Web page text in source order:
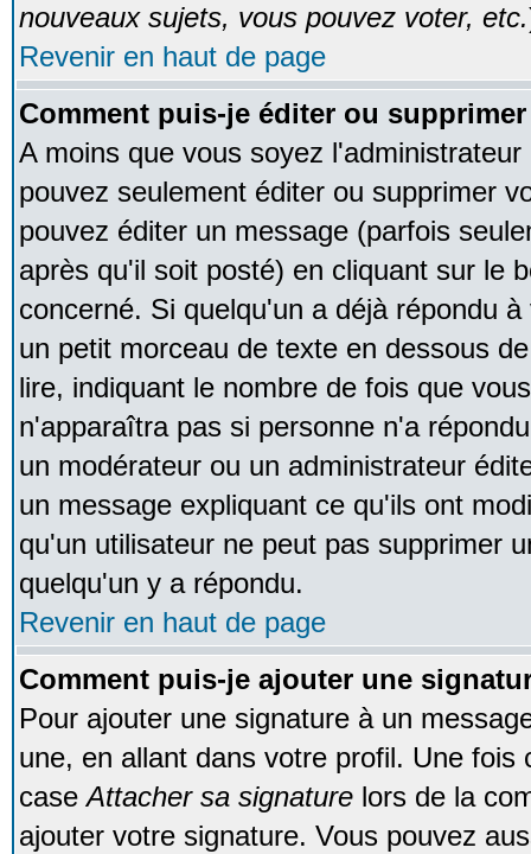
nouveaux sujets, vous pouvez voter, etc.
Revenir en haut de page
Comment puis-je éditer ou
A moins que vous soyez
pouvez seulement éditer ou supprimer
pouvez éditer un message (parfois
après qu'il soit posté) en cliquant sur le
concerné. Si quelqu'un a déjà répondu
un petit morceau de texte en dessous
lire, indiquant le nombre de fois que
n'apparaîtra pas si personne n'a
un modérateur ou un administrateur
un message expliquant ce qu'ils ont
qu'un utilisateur ne peut pas supprimer
quelqu'un y a répondu.
Revenir en haut de page
Comment puis-je ajouter une
Pour ajouter une signature à un
une, en allant dans votre profil. Une fois
caseAttacher sa signature lors de la
ajouter votre signature. Vous pouvez